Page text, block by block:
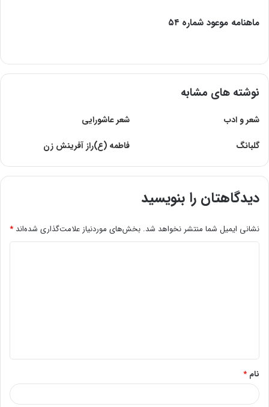
ماهنامه موعود شماره ۵۴
نوشته های مشابه
شعر و ادب
شعر عاشورایی
گلبانگ
فاطمه (ع)راز آفرینش زن
دیدگاهتان را بنویسید
نشانی ایمیل شما منتشر نخواهد شد. بخش‌های موردنیاز علامت‌گذاری شده‌اند *
*
نام *